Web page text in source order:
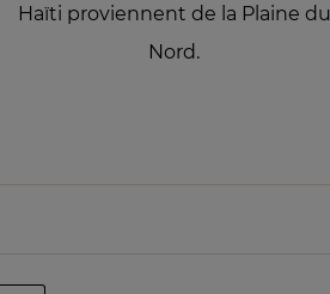
Haïti proviennent de la Plaine du
Nord.